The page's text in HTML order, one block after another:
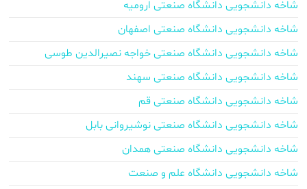
شاخه دانشجویی دانشگاه صنعتی ارومیه
شاخه دانشجویی دانشگاه صنعتی اصفهان
شاخه دانشجویی دانشگاه صنعتی خواجه نصیرالدین طوسی
شاخه دانشجویی دانشگاه صنعتی سهند
شاخه دانشجویی دانشگاه صنعتی قم
شاخه دانشجویی دانشگاه صنعتی نوشیروانی بابل
شاخه دانشجویی دانشگاه صنعتی همدان
شاخه دانشجویی دانشگاه علم و صنعت